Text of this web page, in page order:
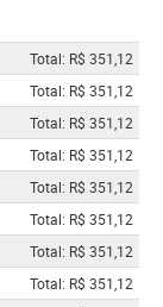
Total: R$ 351,12
Total: R$ 351,12
Total: R$ 351,12
Total: R$ 351,12
Total: R$ 351,12
Total: R$ 351,12
Total: R$ 351,12
Total: R$ 351,12